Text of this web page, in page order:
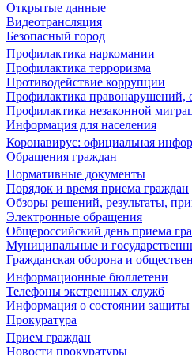
Открытые данные
Видеотрансляция
Безопасный город
Профилактика наркомании
Профилактика терроризма
Противодействие коррупции
Профилактика правонарушений,
Профилактика незаконной
Информация для населения
Коронавирус: официальная
Обращения граждан
Нормативные документы
Порядок и время приема граждан
Обзоры решений, результаты,
Электронные обращения
Общероссийский день приема
Муниципальные и
Гражданская оборона и
Информационные бюллетени
Телефоны экстренных служб
Информация о состоянии защиты
Прокуратура
Прием граждан
Новости прокуратуры